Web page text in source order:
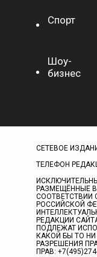
Спорт
Шоу-
бизнес
СЕТЕВОЕ
ТЕЛЕФОН
РАЗМЕЩЁННЫЕ В
СООТВЕТСТВИИ
РОССИЙСКОЙ
РЕДАКЦИИ
ПОДЛЕЖАТ
КАКОЙ БЫ ТО
РАЗРЕШЕНИЯ
ПРАВ: